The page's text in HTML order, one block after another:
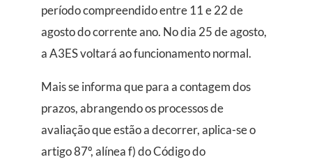
período compreendido entre 11 e 22 de
agosto do corrente ano. No dia 25 de agosto,
a A3ES voltará ao funcionamento normal.
Mais se informa que para a contagem dos
prazos, abrangendo os processos de
avaliação que estão a decorrer, aplica-se o
artigo 87º, alínea f) do Código do